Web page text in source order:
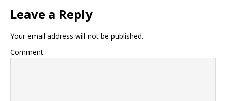
Leave a Reply
Your email address will not be published.
Comment